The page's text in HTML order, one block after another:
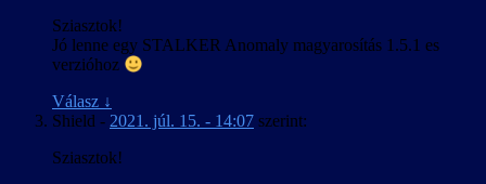
Sziasztok!
Jó lenne egy STALKER Anomaly magyarosítás 1.5.1 es
verzióhoz
Válasz ↓
Shield - 2021. júl. 15. - 14:07 szerint:
Sziasztok!